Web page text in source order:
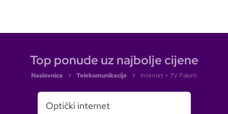
Top ponude uz najbolje cijene
Naslovnica Telekomunikacije Internet + TV Paketi
Optički internet